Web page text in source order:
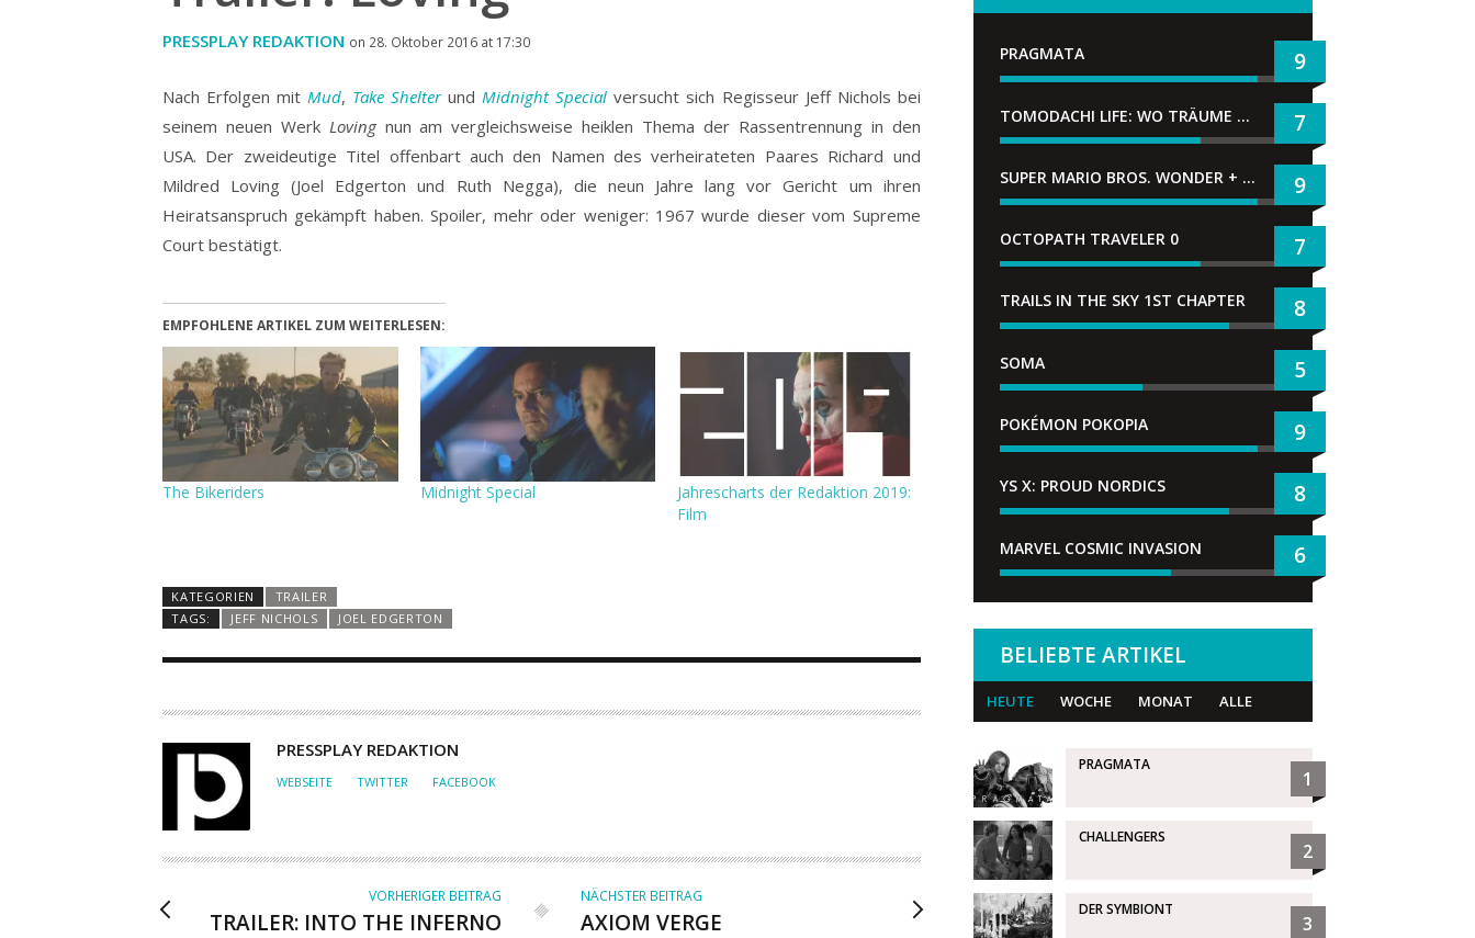
PRESSPLAY REDAKTION on 28. Oktober 2016 at 17:30
Nach Erfolgen mitMud, Take ShelterundMidnight Special versucht sich Regisseur Jeff Nichols bei
seinem neuen Werk Lovingnun am vergleichsweise heiklen Thema der Rassentrennung in den
USA. Der zweideutige Titel offenbart auch den Namen des verheirateten Paares Richard und
Mildred Loving (Joel Edgerton und Ruth Negga), die neun Jahre lang vor Gericht um ihren
Heiratsanspruch gekämpft haben. Spoiler, mehr oder weniger: 1967 wurde dieser vom Supreme
Court bestätigt.
EMPFOHLENE ARTIKEL ZUM WEITERLESEN:
The Bikeriders Midnight Special
Jahrescharts der Redaktion 2019:
Film
KATEGORIEN
TRAILER
TAGS:
JEFF NICHOLS JOEL EDGERTON
A
U
R
PRESSPLAY REDAKTION
WEBSEITE TWITTER FACEBOOK
VORHERIGER BEITRAG
TRAILER: INTO THE INFERNO
NÄCHSTER BEITRAG
AXIOM VERGE
PRAGMATA 9
TOMODACHI LIFE: WO TRÄUME WAHR WERDEN 7
SUPER MARIO BROS. WONDER + GEMEINSAM IM BELLABEL-PARK 9
OCTOPATH TRAVELER 0 7
TRAILS IN THE SKY 1ST CHAPTER 8
SOMA 5
POKÉMON POKOPIA 9
YS X: PROUD NORDICS 8
MARVEL COSMIC INVASION 6
BELIEBTE ARTIKEL
HEUTE WOCHE MONAT ALLE
PRAGMATA
1
CHALLENGERS
2
DER SYMBIONT
3